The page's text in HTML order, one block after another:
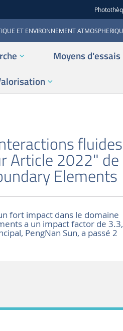
ET ENVIRONNEMENT
Moyens d'essais
Article 2022" de
Elements
fort impact dans le domaine
a un impact factor de
PengNan Sun, a passé 2